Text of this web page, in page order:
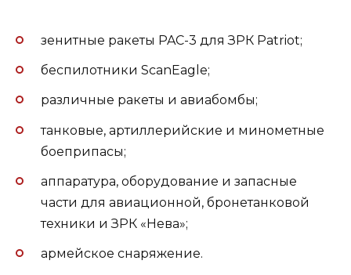
зенитные ракеты PAC-3 для ЗРК Patriot;
беспилотники ScanEagle;
различные ракеты и авиабомбы;
танковые, артиллерийские и минометные
боеприпасы;
аппаратура, оборудование и запасные
части для авиационной, бронетанковой
техники и ЗРК «Нева»;
армейское снаряжение.